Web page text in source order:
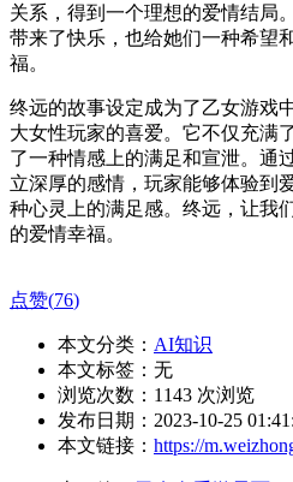
关系，得到一个理想的爱情结局
带来了快乐，也给她们一种希望
福。
终远的故事设定成为了乙女游戏
大女性玩家的喜爱。它不仅充满
了一种情感上的满足和宣泄。通
立深厚的感情，玩家能够体验到
种心灵上的满足感。终远，让我
的爱情幸福。
点赞(76)
本文分类： AI知识
本文标签：无
浏览次数： 1143 次浏览
发布日期：2023-10-25
本文链接： https://